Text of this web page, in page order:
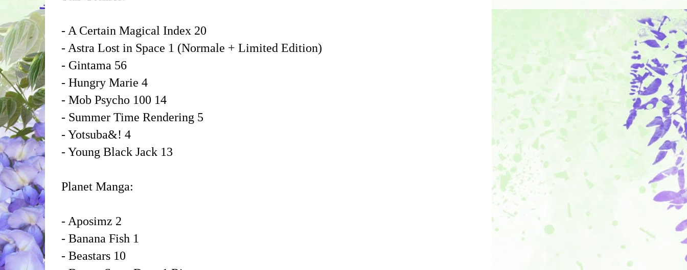
- A Certain Magical Index 20
- Astra Lost in Space 1 (Normale + Limited Edition)
- Gintama 56
- Hungry Marie 4
- Mob Psycho 100 14
- Summer Time Rendering 5
- Yotsuba&! 4
- Young Black Jack 13
Planet Manga:
- Aposimz 2
- Banana Fish 1
- Beastars 10